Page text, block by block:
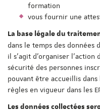
formation
vous fournir une
La base légale du
dans le temps des
il s'agit d'organiser l'action
sécurité des personnes
pouvant être accueillis
règles en vigueur dans les
Les données collectées